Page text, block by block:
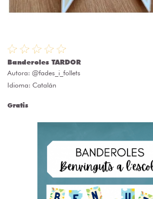
Banderoles TARDOR
Autora: @fades_i_follets
Idioma: Catalán
Gratis